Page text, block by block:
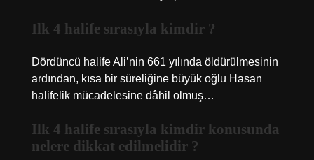
Ilk 4 halife sırasıyla kimdir ?
Dördüncü halife Ali’nin 661 yılında öldürülmesinin
ardından, kısa bir süreliğine büyük oğlu Hasan
halifelik mücadelesine dâhil olmuş…
Ilk 4 halife sırasıyla kimdir konusunda
nelere dikkat edilmelidir ?